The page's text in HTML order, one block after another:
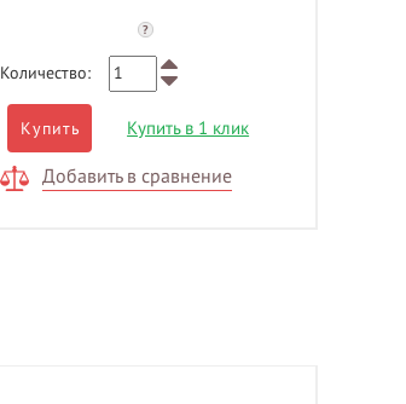
?
Количество:
Купить Купить в 1 клик
Добавить в сравнение